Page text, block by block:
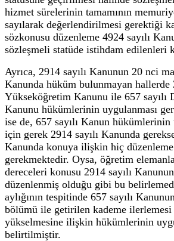
hizmet sürelerinin tamamının
sayılarak değerlendirilmesi gerektiği
sözkonusu düzenleme 4924 sayılı
sözleşmeli statüde istihdam edilenleri
Ayrıca, 2914 sayılı Kanunun 20 nci
Kanunda hüküm bulunmayan hallerde
Yükseköğretim Kanunu ile 657 sayılı
Kanunu hükümlerinin uygulanması
ise de, 657 sayılı Kanun
için gerek 2914 sayılı Kanunda
Kanunda konuya ilişkin hiç düzenleme
gerekmektedir. Oysa, öğretim
dereceleri konusu 2914 sayılı
düzenlenmiş olduğu gibi bu
aylığının tespitinde 657 sayılı
bölümü ile getirilen kademe ilerlemesi
yükselmesine ilişkin hükümlerinin
belirtilmiştir.